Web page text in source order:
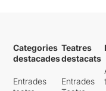
Categories
destacades
Entrades
Teatres
destacats
Entrades